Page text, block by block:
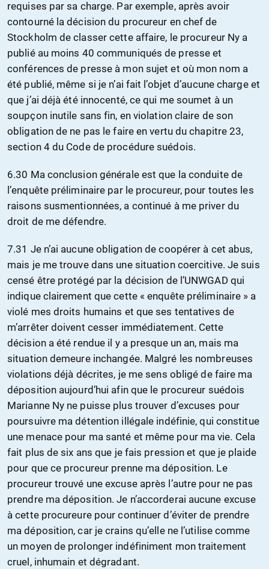
requises par sa charge. Par exemple, après avoir
contourné la décision du procureur en chef de
Stockholm de classer cette affaire, le procureur Ny a
publié au moins 40 communiqués de presse et
conférences de presse à mon sujet et où mon nom a
été publié, même si je n’ai fait l’objet d’aucune charge et
que j’ai déjà été innocenté, ce qui me soumet à un
soupçon inutile sans fin, en violation claire de son
obligation de ne pas le faire en vertu du chapitre 23,
section 4 du Code de procédure suédois.
6.30 Ma conclusion générale est que la conduite de
l’enquête préliminaire par le procureur, pour toutes les
raisons susmentionnées, a continué à me priver du
droit de me défendre.
7.31 Je n’ai aucune obligation de coopérer à cet abus,
mais je me trouve dans une situation coercitive. Je suis
censé être protégé par la décision de l’UNWGAD qui
indique clairement que cette « enquête préliminaire » a
violé mes droits humains et que ses tentatives de
m’arrêter doivent cesser immédiatement. Cette
décision a été rendue il y a presque un an, mais ma
situation demeure inchangée. Malgré les nombreuses
violations déjà décrites, je me sens obligé de faire ma
déposition aujourd’hui afin que le procureur suédois
Marianne Ny ne puisse plus trouver d’excuses pour
poursuivre ma détention illégale indéfinie, qui constitue
une menace pour ma santé et même pour ma vie. Cela
fait plus de six ans que je fais pression et que je plaide
pour que ce procureur prenne ma déposition. Le
procureur trouvé une excuse après l’autre pour ne pas
prendre ma déposition. Je n’accorderai aucune excuse
à cette procureure pour continuer d’éviter de prendre
ma déposition, car je crains qu’elle ne l’utilise comme
un moyen de prolonger indéfiniment mon traitement
cruel, inhumain et dégradant.